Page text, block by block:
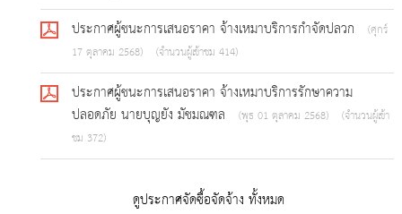
ประกาศผู้ชนะการเสนอราคา จ้างเหมาบริการกำจัดปลวก
(ศุกร์
17 ตุลาคม 2568)
(จำนวนผู้เข้าชม 414)
ประกาศผู้ชนะการเสนอราคา จ้างเหมาบริการรักษาความ
ปลอดภัย นายบุญยัง มัชมณฑล
(พุธ 01 ตุลาคม 2568)
(จำนวนผู้เข้า
ชม 372)
ดูประกาศจัดซื้อจัดจ้าง ทั้งหมด